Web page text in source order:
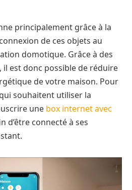
principalement grâce à la
de ces objets au
domotique. Grâce à des
il est donc possible de réduire
de votre maison. Pour
souhaitent utiliser la
une box internet avec
d’être connecté à ses